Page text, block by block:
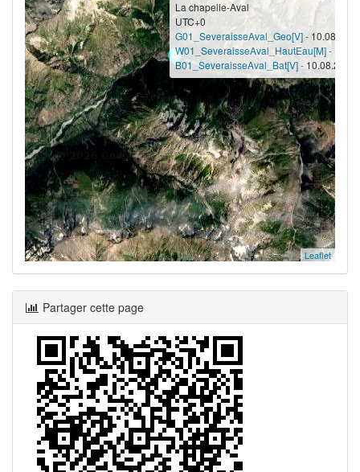
La chapelle-Aval
UTC+0
G01_SeveraisseAval_Geo[V] -
W01_SeveraisseAval_HautEau[M] -
B01_SeveraisseAval_Bat[V] - 10.08.2026
Leaflet
Partager cette page